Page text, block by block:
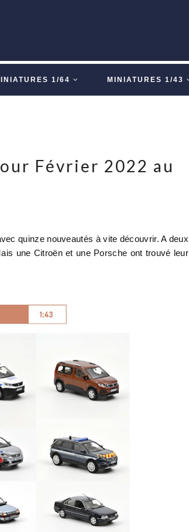
1/64 MINIATURES 1/43
Février 2022 au
quinze nouveautés à vite découvrir. A deux
une Citroën et une Porsche ont trouvé leur